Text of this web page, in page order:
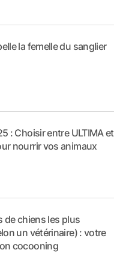
la femelle du sanglier
: Choisir entre ULTIMA et
nourrir vos animaux
de chiens les plus
un vétérinaire) : votre
cocooning